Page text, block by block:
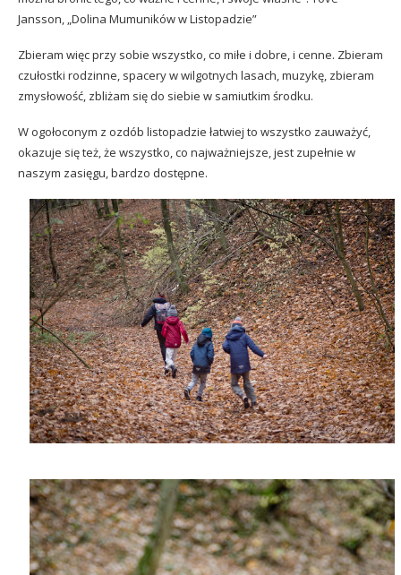
Jansson, „Dolina Mumuników w Listopadzie”
Zbieram więc przy sobie wszystko, co miłe i dobre, i cenne. Zbieram
czułostki rodzinne, spacery w wilgotnych lasach, muzykę, zbieram
zmysłowość, zbliżam się do siebie w samiutkim środku.
W ogołoconym z ozdób listopadzie łatwiej to wszystko zauważyć,
okazuje się też, że wszystko, co najważniejsze, jest zupełnie w
naszym zasięgu, bardzo dostępne.